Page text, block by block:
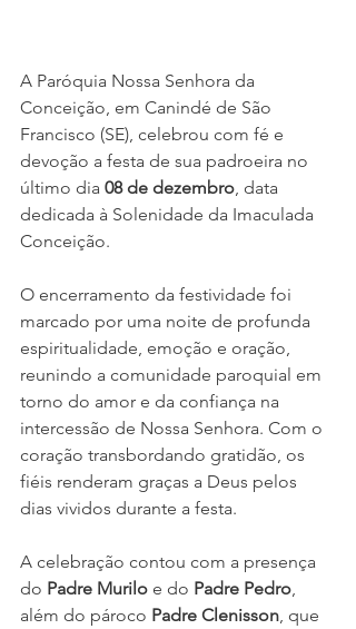
A Paróquia Nossa Senhora da
Conceição, em Canindé de São
Francisco (SE), celebrou com fé e
devoção a festa de sua padroeira no
último dia 08 de dezembro , data
dedicada à Solenidade da Imaculada
Conceição.
O encerramento da festividade foi
marcado por uma noite de profunda
espiritualidade, emoção e oração,
reunindo a comunidade paroquial em
torno do amor e da confiança na
intercessão de Nossa Senhora. Com o
coração transbordando gratidão, os
fiéis renderam graças a Deus pelos
dias vividos durante a festa.
A celebração contou com a presença
do Padre Murilo e do Padre Pedro
além do pároco Padre Clenisson , que